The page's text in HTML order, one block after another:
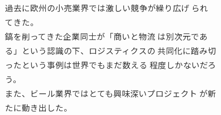
過去に欧州の小売業界では激しい競争が繰り広げ られ
てきた。
鎬を削ってきた企業同士が「商いと物流 は別次元であ
る」という認識の下、ロジスティクスの 共同化に踏み切
ったという事例は世界でもまだ数える 程度しかないだろ
う。
また、ビール業界ではとても興味深いプロジェクト が新
たに動き出した。